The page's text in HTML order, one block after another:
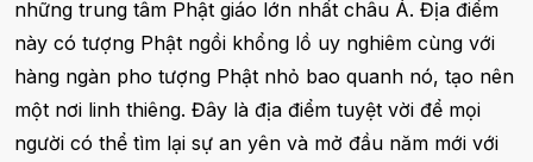
những trung tâm Phật giáo lớn nhất châu Á. Địa điểm
này có tượng Phật ngồi khổng lồ uy nghiêm cùng với
hàng ngàn pho tượng Phật nhỏ bao quanh nó, tạo nên
một nơi linh thiêng. Đây là địa điểm tuyệt vời để mọi
người có thể tìm lại sự an yên và mở đầu năm mới với